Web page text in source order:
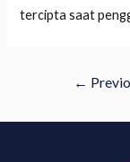
tercipta saat
←